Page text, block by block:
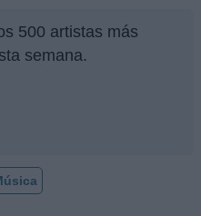
500 artistas más
semana.